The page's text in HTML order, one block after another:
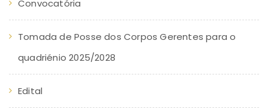
Convocatória
Tomada de Posse dos Corpos Gerentes para o
quadriénio 2025/2028
Edital